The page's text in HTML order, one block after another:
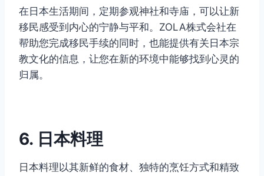
在日本生活期间，定期参观神社和寺庙，可以让新
移民感受到内心的宁静与平和。ZOLA株式会社在
帮助您完成移民手续的同时，也能提供有关日本宗
教文化的信息，让您在新的环境中能够找到心灵的
归属。
6. 日本料理
日本料理以其新鲜的食材、独特的烹饪方式和精致